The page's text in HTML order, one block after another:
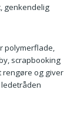
genkendelig
polymerflade,
scrapbooking
rengøre og giver